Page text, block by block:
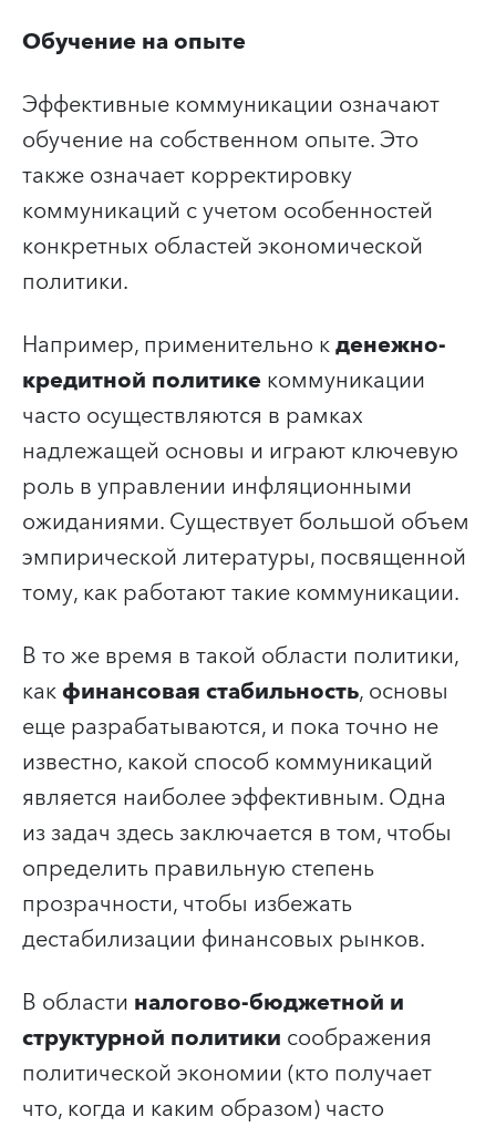
Обучение на опыте
Эффективные коммуникации означают
обучение на собственном опыте. Это
также означает корректировку
коммуникаций с учетом особенностей
конкретных областей экономической
политики.
Например, применительно кденежно-
кредитной политикекоммуникации
часто осуществляются в рамках
надлежащей основы и играют ключевую
роль в управлении инфляционными
ожиданиями. Существует большой объем
эмпирической литературы, посвященной
тому, как работают такие коммуникации.
В то же время в такой области политики,
какфинансовая стабильность, основы
еще разрабатываются, и пока точно не
известно, какой способ коммуникаций
является наиболее эффективным. Одна
из задач здесь заключается в том, чтобы
определить правильную степень
прозрачности, чтобы избежать
дестабилизации финансовых рынков.
В области налогово-бюджетной и
структурной политики соображения
политической экономии (кто получает
что, когда и каким образом) часто